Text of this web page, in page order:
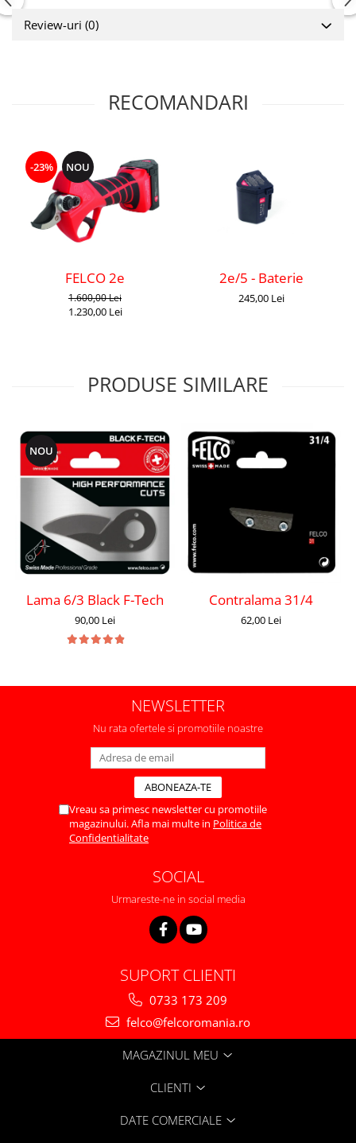
Review-uri (0)
RECOMANDARI
-23% NOU
FELCO 2e
1.600,00 Lei
1.230,00 Lei
2e/5 - Baterie
245,00 Lei
PRODUSE SIMILARE
NOU
Lama 6/3 Black F-Tech
90,00 Lei
Contralama 31/4
62,00 Lei
NEWSLETTER
Nu rata ofertele si promotiile noastre
Vreau sa primesc newsletter cu promotiile
magazinului. Afla mai multe in Politica de
Confidentialitate
SOCIAL
Urmareste-ne in social media
SUPORT CLIENTI
0733 173 209
felco@felcoromania.ro
MAGAZINUL MEU
CLIENTI
DATE COMERCIALE